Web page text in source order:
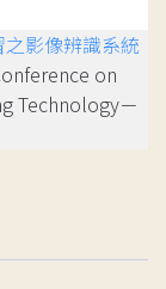
影像辨識系統
on
Technology－